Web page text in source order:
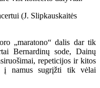
„maratono“ dalis dar tik
Bernardinų sode, Dainų
repeticijos ir kitos
į namus sugrįžti tik vėlai